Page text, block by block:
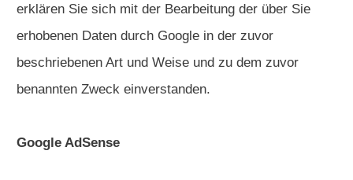
erklären Sie sich mit der Bearbeitung der über Sie
erhobenen Daten durch Google in der zuvor
beschriebenen Art und Weise und zu dem zuvor
benannten Zweck einverstanden.
Google AdSense